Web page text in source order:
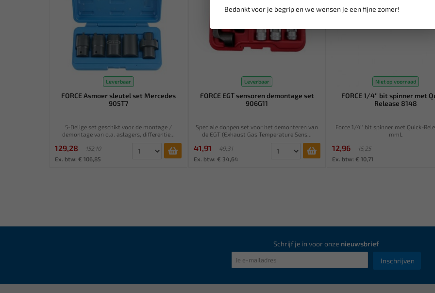
Bedankt voor je begrip en we wensen je een fijne zomer!
Leverbaar
FORCE Asmoer sleutel set Mercedes
905T7
5-Delige set geschikt voor de montage /
demontage van o.a. aslagers, differentie...
129,28
152,10
Ex. btw: € 106,85
Leverbaar
FORCE EGT sensoren demontage set
906G11
Speciale doppen set voor het demonteren van
de EGT (Exhaust Gas Temperature Sens...
41,91
49,31
Ex. btw: € 34,64
Niet op voorraad
FORCE 1/4'' bit spinner met
Release 8148
Force 1/4'' bit spinner met Quick-
mmL
12,96
15,25
Ex. btw: € 10,71
Schrijf je in voor onze nieuwsbrief
Inschrijven